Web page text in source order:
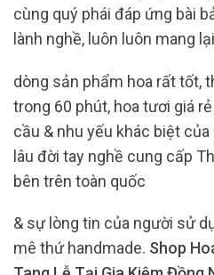
cùng quý phái đáp ứng bài
lành nghề, luôn luôn mang
dòng sản phẩm hoa rất tốt,
trong 60 phút, hoa tươi giá
cầu & nhu yếu khác biệt
lâu đời tay nghề cung cấp
bên trên toàn quốc
& sự lòng tin của người sử
mê thứ handmade. Shop